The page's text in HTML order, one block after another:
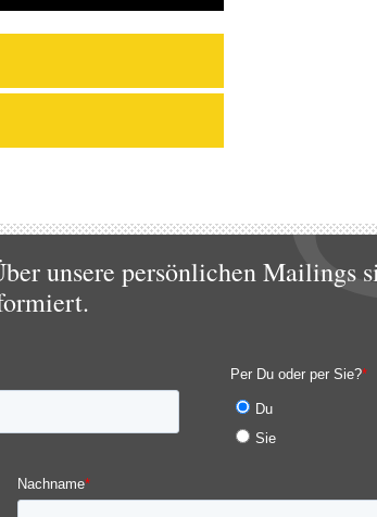
unsere persönlichen Mailings